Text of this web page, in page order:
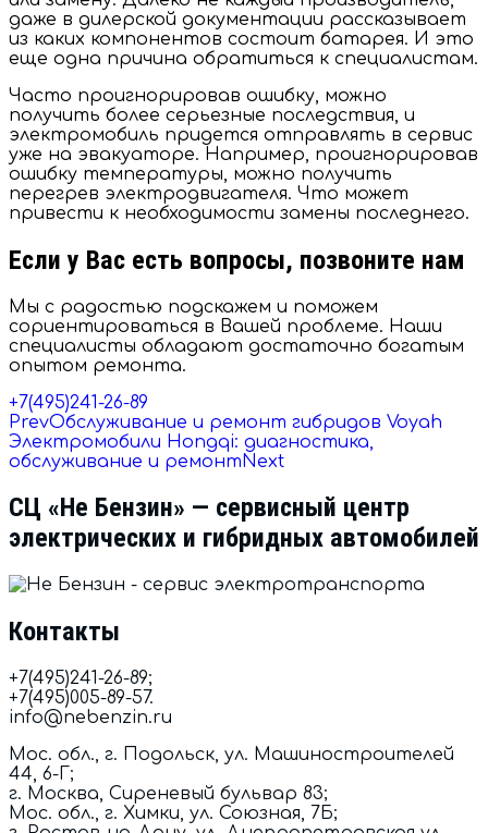
даже в дилерской документации рассказывает
из каких компонентов состоит батарея. И это
еще одна причина обратиться к специалистам.
Часто проигнорировав ошибку, можно
получить более серьезные последствия, и
электромобиль придется отправлять в сервис
уже на эвакуаторе. Например, проигнорировав
ошибку температуры, можно получить
перегрев электродвигателя. Что может
привести к необходимости замены последнего.
Если у Вас есть вопросы, позвоните нам
Мы с радостью подскажем и поможем
сориентироваться в Вашей проблеме. Наши
специалисты обладают достаточно богатым
опытом ремонта.
+7(495)241-26-89
PrevОбслуживание и ремонт гибридов Voyah
Электромобили Hongqi: диагностика,
обслуживание и ремонт Next
СЦ «Не Бензин» — cервисный центр
электрических и гибридных автомобилей
Контакты
+7(495)241-26-89;
+7(495)005-89-57.
info@nebenzin.ru
Мос. обл., г. Подольск, ул. Машиностроителей
44, 6-Г;
г. Москва, Сиреневый бульвар 83;
Мос. обл., г. Химки, ул. Союзная, 7Б;